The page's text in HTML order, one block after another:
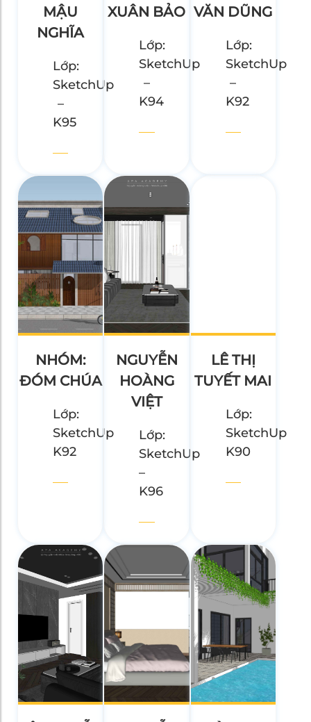
MẬU
NGHĨA
Lớp:
SketchUp
–
K95
XUÂN BẢO
Lớp:
SketchUp
–
K94
VĂN DŨNG
Lớp:
SketchUp
–
K92
NHÓM:
ĐÓM CHÚA
Lớp:
SketchUp
K92
NGUYỄN
HOÀNG
VIỆT
Lớp:
SketchUp
–
K96
LÊ THỊ
TUYẾT MAI
Lớp:
SketchUp
K90